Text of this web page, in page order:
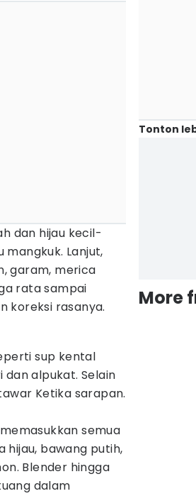
dan hijau kecil-
mangkuk. Lanjut,
garam, merica
rata sampai
koreksi rasanya.
sup kental
alpukat. Selain
Ketika sarapan.
semua
bawang putih,
Blender hingga
dalam
Tonton
More